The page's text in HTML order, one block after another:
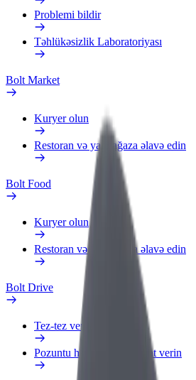
Problemi bildir
Təhlükəsizlik Laboratoriyası
Bolt Market
Kuryer olun
Restoran və ya mağaza əlavə edin
Bolt Food
Kuryer olun
Restoran və ya mağaza əlavə edin
Bolt Drive
Tez-tez verilən suallar
Pozuntu haqqında məlumat verin